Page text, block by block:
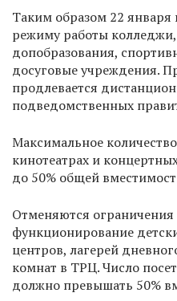
Таким образом 22
режиму работы
допобразования,
досуговые учреждения.
продлевается
подведомственных
Максимальное
кинотеатрах и
до 50% общей
Отменяются ограничения
функционирование
центров, лагерей
комнат в ТРЦ. Число
должно превышать 50%